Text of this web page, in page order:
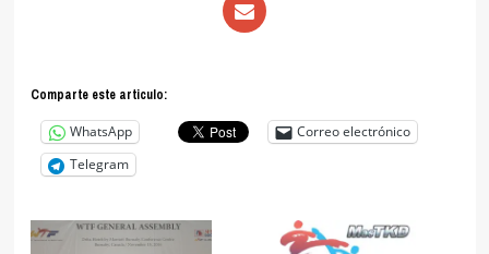
Comparte este articulo:
WhatsApp
Correo electrónico
Telegram